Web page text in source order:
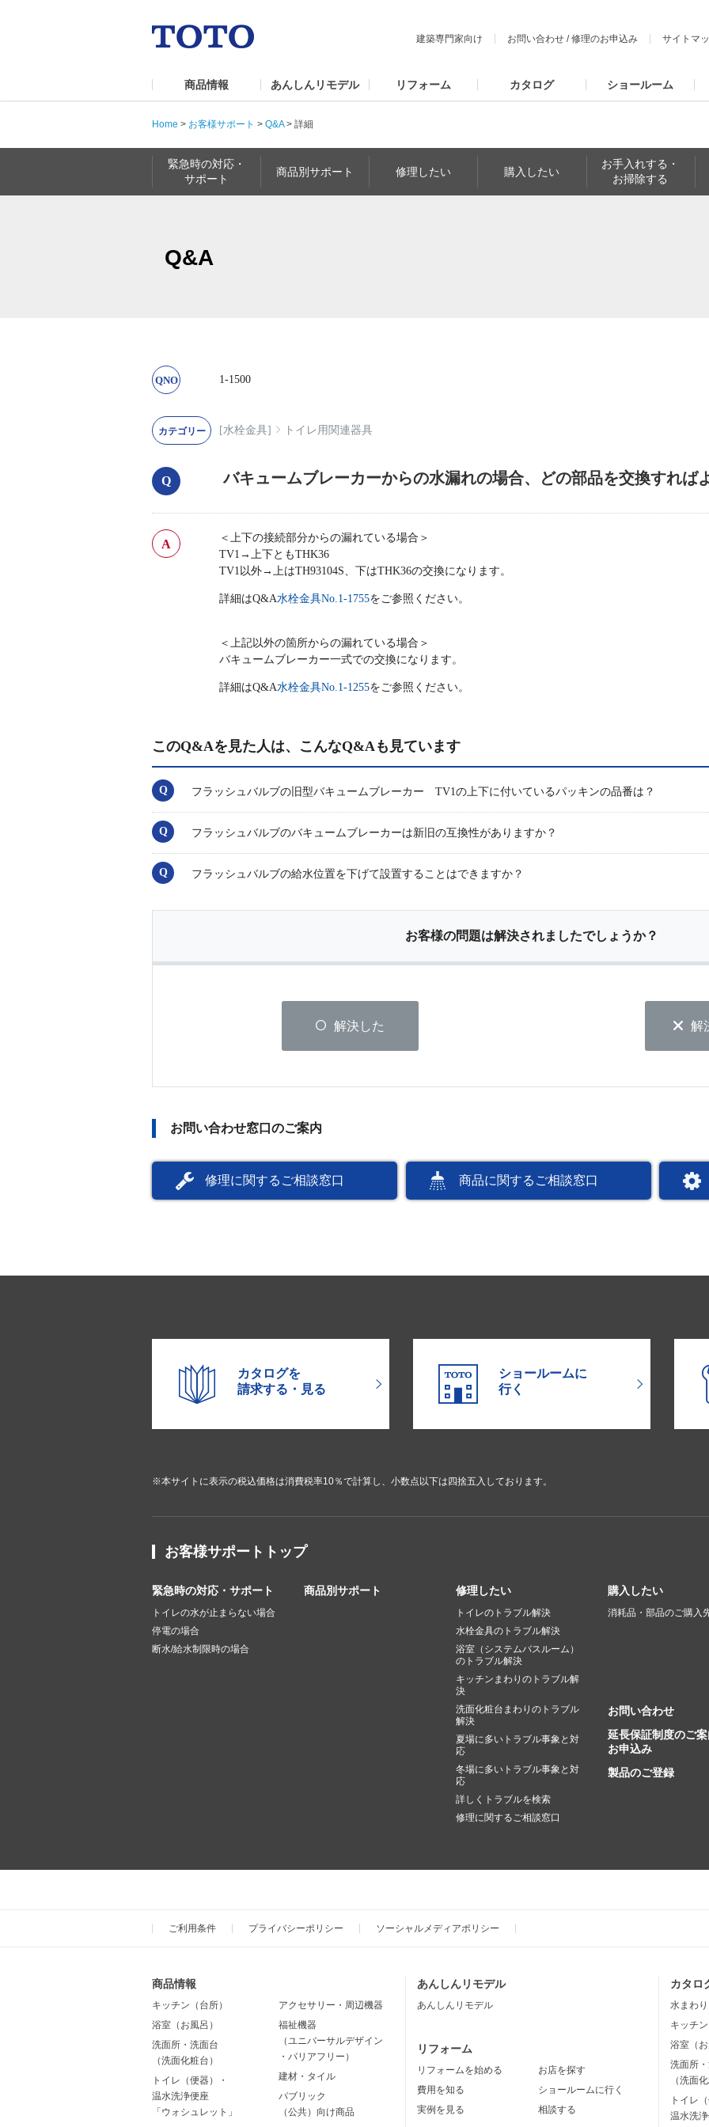
建築専門家向け お問い合わせ /修理のお申込み サイトマ
商品情報 あんしんリモデル リフォーム カタログ ショールーム
Home > お客様サポート > Q&A> 詳細
緊急時の対応・
サポート
商品別サポート 修理したい 購入したい
お手入れする・
お掃除する
Q&A
1-1500
[水栓金具] トイレ用関連器具
バキュームブレーカーからの水漏れの場合、どの部品を交換すれば
＜上下の接続部分からの漏れている場合＞
TV1→上下ともTHK36
TV1以外→上はTH93104S、下はTHK36の交換になります。
詳細はQ&A水栓金具No.1-1755をご参照ください。
＜上記以外の箇所からの漏れている場合＞
バキュームブレーカー一式での交換になります。
詳細はQ&A水栓金具No.1-1255をご参照ください。
このQ&Aを見た人は、こんなQ&Aも見ています
フラッシュバルブの旧型バキュームブレーカー TV1の上下に付いているパッキンの品番は？
フラッシュバルブのバキュームブレーカーは新旧の互換性がありますか？
フラッシュバルブの給水位置を下げて設置することはできますか？
お客様の問題は解決されましたでしょうか？
解決した 解
お問い合わせ窓口のご案内
修理に関するご相談窓口 商品に関するご相談窓口
カタログを
請求する・見る
ショールームに
行く
※本サイトに表示の税込価格は消費税率10％で計算し、小数点以下は四捨五入しております。
お客様サポートトップ
緊急時の対応・サポート
トイレの水が止まらない場合
停電の場合
断水/給水制限時の場合
商品別サポート 修理したい
トイレのトラブル解決
水栓金具のトラブル解決
浴室（システムバスルーム）
のトラブル解決
キッチンまわりのトラブル解
決
洗面化粧台まわりのトラブル
解決
夏場に多いトラブル事象と対
応
冬場に多いトラブル事象と対
応
詳しくトラブルを検索
修理に関するご相談窓口
購入したい
消耗品・部品のご購入
お問い合わせ
延長保証制度のご
お申込み
製品のご登録
ご利用条件 プライバシーポリシー ソーシャルメディアポリシー
商品情報
キッチン（台所）
浴室（お風呂）
洗面所・洗面台
（洗面化粧台）
トイレ（便器）・
温水洗浄便座
「ウォシュレット」
アクセサリー・周辺機器
福祉機器
（ユニバーサルデザイン
・バリアフリー）
建材・タイル
パブリック
（公共）向け商品
あんしんリモデル
あんしんリモデル
リフォーム
リフォームを始める
費用を知る
実例を見る
お店を探す
ショールームに行く
相談する
カタロ
水まわ
キッチ
浴室（
洗面所
（洗面
トイレ
温水洗